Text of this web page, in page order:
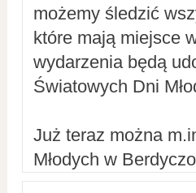
możemy śledzić
które mają miejsce
wydarzenia będą
Światowych Dni
Już teraz można
Młodych w